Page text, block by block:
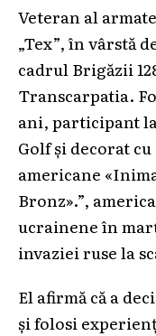
Veteran al
„Tex”, în vârstă
cadrul Brigăzii
Transcarpatia.
ani, participant
Golf și decorat
americane
Bronz».”,
ucrainene în
invaziei ruse la
El afirmă că a
și folosi